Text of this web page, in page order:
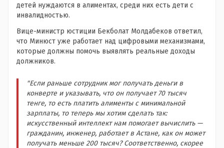
детей нуждаются в алиментах, среди них есть дети с
инвалидностью.
Вице-министр юстиции Бекболат Молдабеков ответил,
что Минюст уже работает над цифровыми механизмами,
которые должны помочь выявлять реальные доходы
должников.
"Если раньше сотрудник мог получать деньги в
конверте и указывать, что он получает 70 тысяч
тенге, то есть платить алименты с минимальной
зарплаты, то теперь мы хотим сделать так:
искусственный интеллект нам помогает вычислить —
гражданин, инженер, работает в Астане, как он может
получать меньше 200 тысяч? Соответственно, скорее